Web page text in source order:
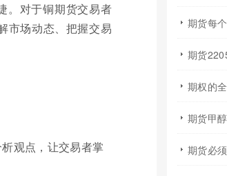
。对于铜期货交易者
市场动态、把握交易
观点，让交易者掌